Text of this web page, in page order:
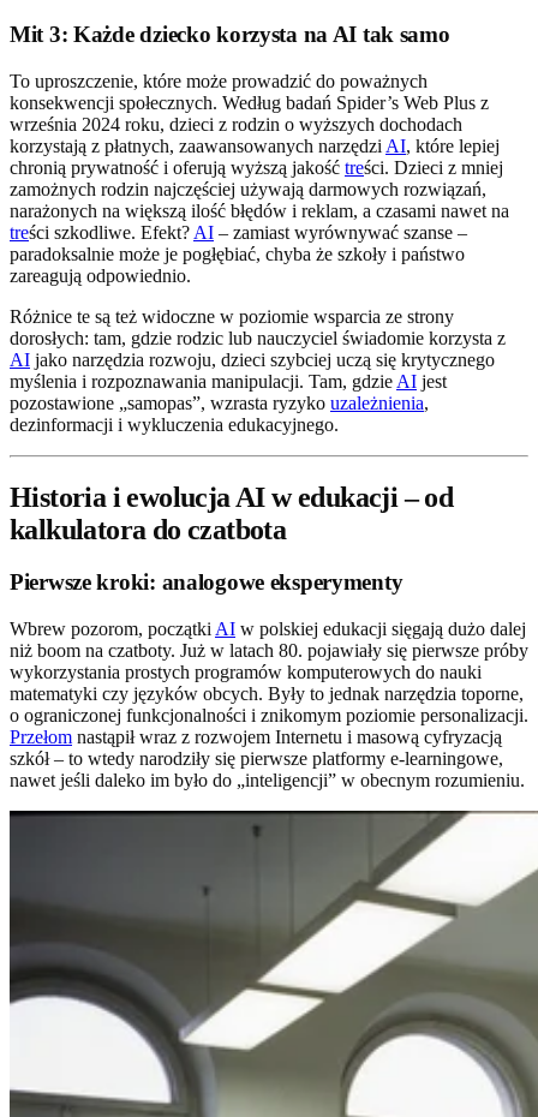
Mit 3: Każde dziecko korzysta na AI tak samo
To uproszczenie, które może prowadzić do poważnych
konsekwencji społecznych. Według badań Spider’s Web Plus z
września 2024 roku, dzieci z rodzin o wyższych dochodach
korzystają z płatnych, zaawansowanych narzędzi AI, które lepiej
chronią prywatność i oferują wyższą jakość treści. Dzieci z mniej
zamożnych rodzin najczęściej używają darmowych rozwiązań,
narażonych na większą ilość błędów i reklam, a czasami nawet na
treści szkodliwe. Efekt? AI – zamiast wyrównywać szanse –
paradoksalnie może je pogłębiać, chyba że szkoły i państwo
zareagują odpowiednio.
Różnice te są też widoczne w poziomie wsparcia ze strony
dorosłych: tam, gdzie rodzic lub nauczyciel świadomie korzysta z
AI jako narzędzia rozwoju, dzieci szybciej uczą się krytycznego
myślenia i rozpoznawania manipulacji. Tam, gdzie AI jest
pozostawione „samopas”, wzrasta ryzyko uzależnienia,
dezinformacji i wykluczenia edukacyjnego.
Historia i ewolucja AI w edukacji – od
kalkulatora do czatbota
Pierwsze kroki: analogowe eksperymenty
Wbrew pozorom, początki AI w polskiej edukacji sięgają dużo dalej
niż boom na czatboty. Już w latach 80. pojawiały się pierwsze próby
wykorzystania prostych programów komputerowych do nauki
matematyki czy języków obcych. Były to jednak narzędzia toporne,
o ograniczonej funkcjonalności i znikomym poziomie personalizacji.
Przełom nastąpił wraz z rozwojem Internetu i masową cyfryzacją
szkół – to wtedy narodziły się pierwsze platformy e-learningowe,
nawet jeśli daleko im było do „inteligencji” w obecnym rozumieniu.